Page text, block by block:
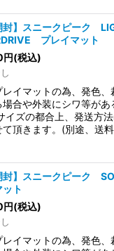
封】スニークピーク
プレイマット
円(税込)
レイマットの為、発色
場合や外装にシワ等があ
イズの都合上、発送方
て頂きます。(別途、送
封】スニークピーク
ット
円(税込)
レイマットの為、発色